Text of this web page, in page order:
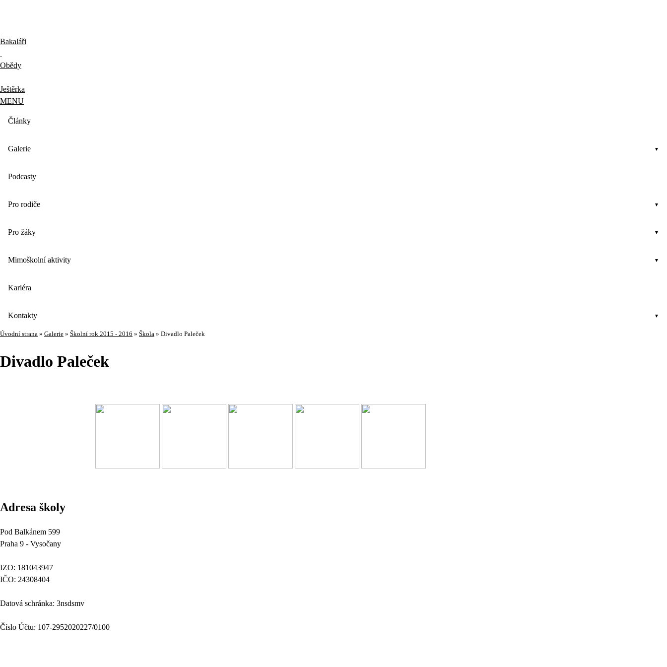
Bakaláři
Obědy
Ještěrka
MENU
Články
Galerie
Podcasty
Pro rodiče
Pro žáky
Mimoškolní aktivity
Kariéra
Kontakty
Úvodní strana » Galerie » Školní rok 2015 - 2016 » Škola » Divadlo Paleček
Divadlo Paleček
Adresa školy
Pod Balkánem 599
Praha 9 - Vysočany
IZO: 181043947
IČO: 24308404
Datová schránka: 3nsdsmv
Číslo Účtu: 107-2952020227/0100